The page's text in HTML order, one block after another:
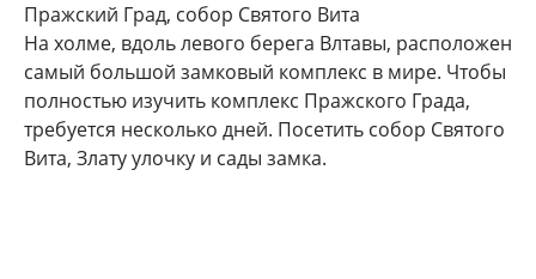
Пражский Град, собор Святого Вита
На холме, вдоль левого берега Влтавы, расположен
самый большой замковый комплекс в мире. Чтобы
полностью изучить комплекс Пражского Града,
требуется несколько дней. Посетить собор Святого
Вита, Злату улочку и сады замка.